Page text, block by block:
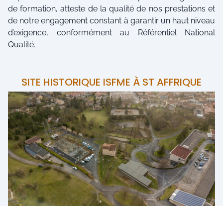
de formation, atteste de la qualité de nos prestations et
de notre engagement constant à garantir un haut niveau
d’exigence, conformément au Référentiel National
Qualité.
SITE HISTORIQUE ISFME À ST AFFRIQUE